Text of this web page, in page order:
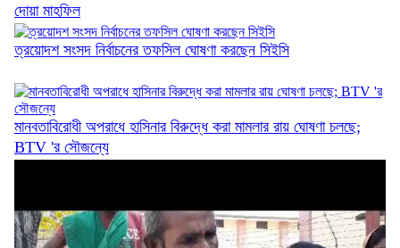
দিরাইয়ে ৪০০ পিস ইয়াবাসহ কুখ্যাত মাদক কারবারি...
দোয়া মাহফিল
ত্রয়োদশ সংসদ নির্বাচনের তফসিল ঘোষণা করছেন সিইসি
মানবতাবিরোধী অপরাধে হাসিনার বিরুদ্ধে করা মামলার রায় ঘোষণা চলছে;
BTV 'র সৌজন্যে